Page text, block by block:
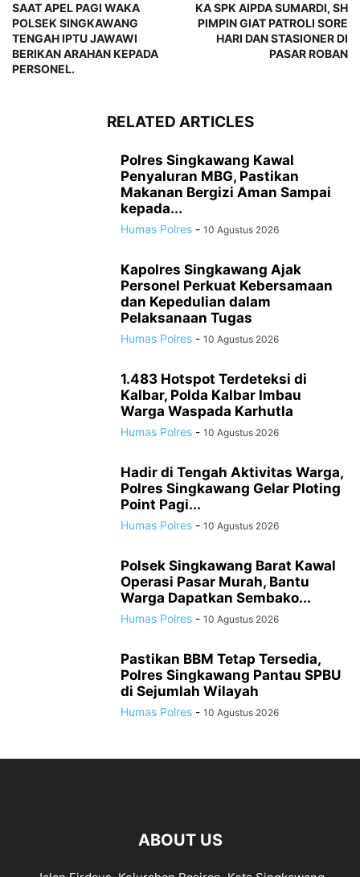
SAAT APEL PAGI WAKA
POLSEK SINGKAWANG
TENGAH IPTU JAWAWI
BERIKAN ARAHAN KEPADA
PERSONEL.
KA SPK AIPDA SUMARDI, SH
PIMPIN GIAT PATROLI SORE
HARI DAN STASIONER DI
PASAR ROBAN
RELATED ARTICLES
Polres Singkawang Kawal
Penyaluran MBG, Pastikan
Makanan Bergizi Aman Sampai
kepada...
Humas Polres - 10 Agustus 2026
Kapolres Singkawang Ajak
Personel Perkuat Kebersamaan
dan Kepedulian dalam
Pelaksanaan Tugas
Humas Polres - 10 Agustus 2026
1.483 Hotspot Terdeteksi di
Kalbar, Polda Kalbar Imbau
Warga Waspada Karhutla
Humas Polres - 10 Agustus 2026
Hadir di Tengah Aktivitas Warga,
Polres Singkawang Gelar Ploting
Point Pagi...
Humas Polres - 10 Agustus 2026
Polsek Singkawang Barat Kawal
Operasi Pasar Murah, Bantu
Warga Dapatkan Sembako...
Humas Polres - 10 Agustus 2026
Pastikan BBM Tetap Tersedia,
Polres Singkawang Pantau SPBU
di Sejumlah Wilayah
Humas Polres - 10 Agustus 2026
ABOUT US